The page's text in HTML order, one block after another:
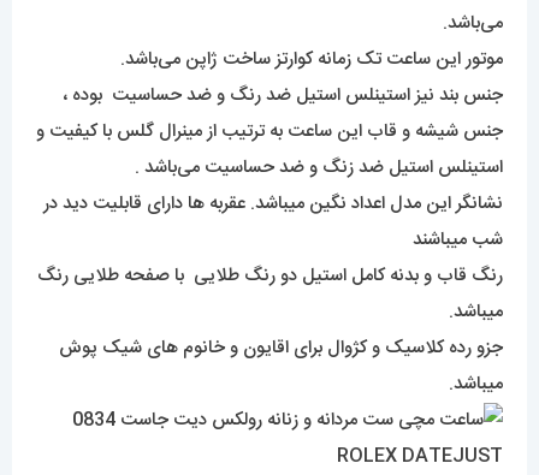
می‌باشد.
موتور این ساعت تک زمانه کوارتز ساخت ژاپن می‌باشد.
جنس بند نیز استینلس استیل ضد رنگ و ضد حساسیت بوده ،
جنس شیشه و قاب این ساعت به ترتیب از مینرال گلس با کیفیت و
استینلس استیل ضد زنگ و ضد حساسیت می‌باشد .
نشانگر این مدل اعداد نگین میباشد. عقربه ها دارای قابلیت دید در
شب میباشند
رنگ قاب و بدنه کامل استیل دو رنگ طلایی با صفحه طلایی رنگ
میباشد.
جزو رده کلاسیک و کژوال برای اقایون و خانوم های شیک پوش
میباشد.